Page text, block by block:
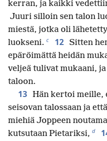
kerran, ja kaikki
Juuri silloin sen talon
miestä, jotka oli
luokseni. c 12 Sitten
epäröimättä heidän
veljeä tulivat mukaani,
taloon.
13 Hän kertoi meille,
seisovan talossaan ja
miehiä Joppeen
kutsutaan Pietariksi, d